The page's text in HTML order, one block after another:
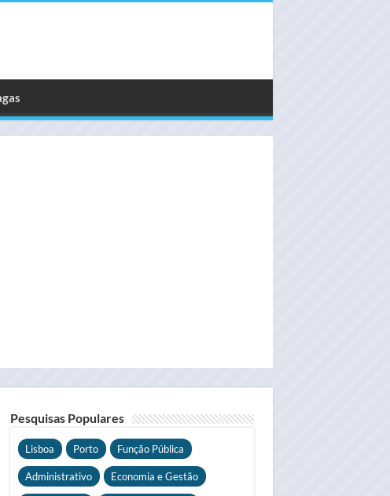
Pesquisas Populares
Lisboa Porto Função Pública
Administrativo Economia e Gestão